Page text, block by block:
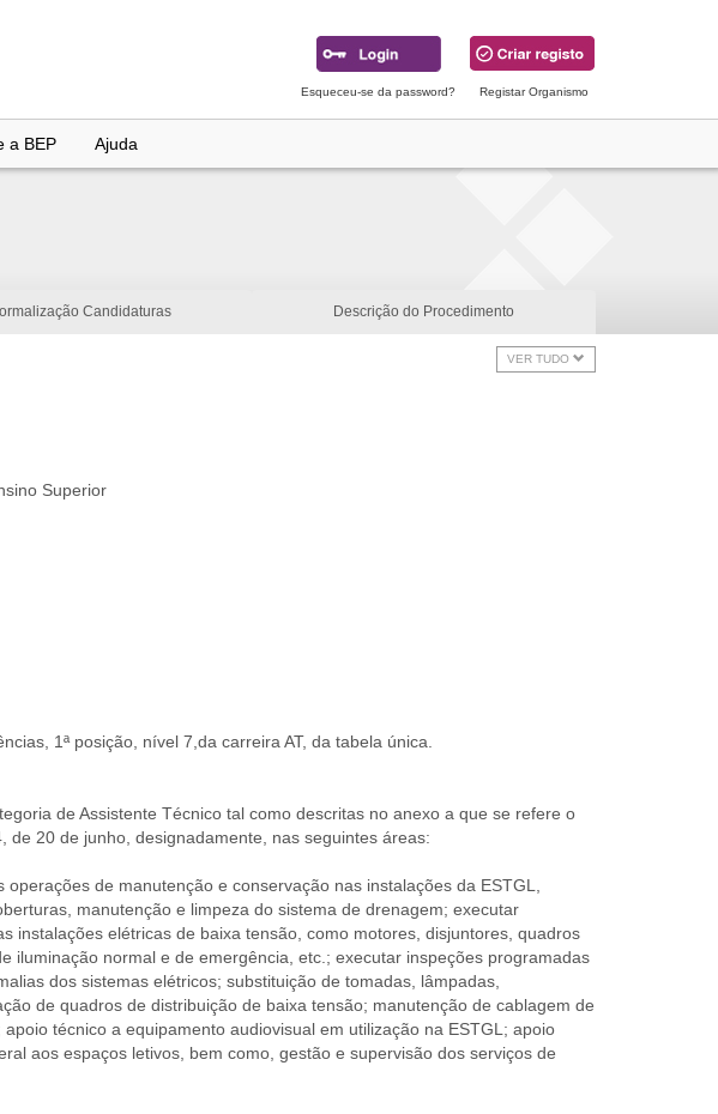
Esqueceu-se da password? Registar Organismo
a BEP Ajuda
Candidaturas Descrição do Procedimento
VER TUDO
Superior
1ª posição, nível 7,da carreira AT, da tabela única.
de Assistente Técnico tal como descritas no anexo a que se refere o
de 20 de junho, designadamente, nas seguintes áreas:
de manutenção e conservação nas instalações da ESTGL,
manutenção e limpeza do sistema de drenagem; executar
instalações elétricas de baixa tensão, como motores, disjuntores, quadros
iluminação normal e de emergência, etc.; executar inspeções programadas
dos sistemas elétricos; substituição de tomadas, lâmpadas,
de quadros de distribuição de baixa tensão; manutenção de cablagem de
técnico a equipamento audiovisual em utilização na ESTGL; apoio
aos espaços letivos, bem como, gestão e supervisão dos serviços de